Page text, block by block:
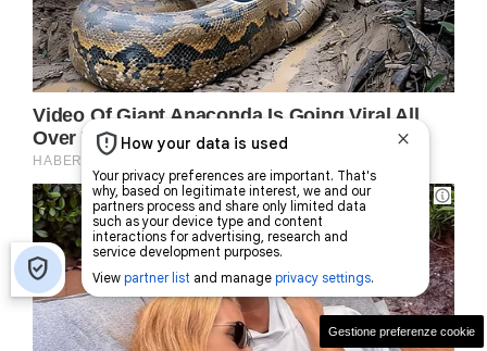
Gestione preferenze cookie